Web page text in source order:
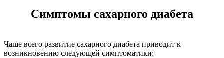
Симптомы сахарного диабета
Чаще всего развитие сахарного диабета приводит к
возникновению следующей симптоматики: